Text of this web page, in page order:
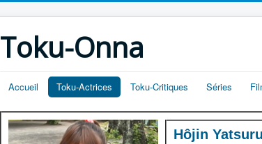
Toku-Onna
Accueil Toku-Actrices Toku-Critiques Séries
Hôjin